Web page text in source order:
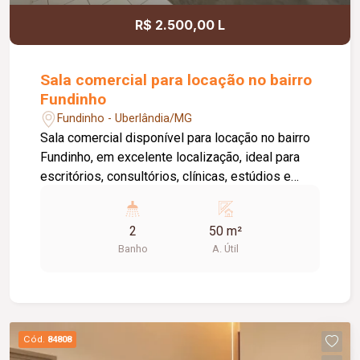
R$ 2.500,00 L
Sala comercial para locação no bairro
Fundinho
Fundinho - Uberlândia/MG
Sala comercial disponível para locação no bairro
Fundinho, em excelente localização, ideal para
escritórios, consultórios, clínicas, estúdios e
aproximadamente 50 m², forro em gesso, copa,
ponto de água, interfone e acesso por senha,
oferecendo praticidade e funcionalidade para o
banheiros feminino e masculino com
acessibilidade, controle de acesso facial, água
2
Banho
50 m²
A. Útil
Cód. 84808